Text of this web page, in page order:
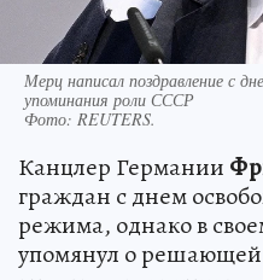
Мерц написал поздравление с
упоминания роли СССР
Фото: REUTERS.
Канцлер Германии
граждан с днем
режима, однако в
упомянул о